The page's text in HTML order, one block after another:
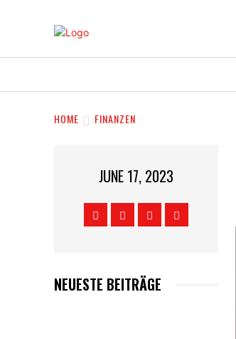
HOME FINANZEN
JUNE 17, 2023
NEUESTE BEITRÄGE